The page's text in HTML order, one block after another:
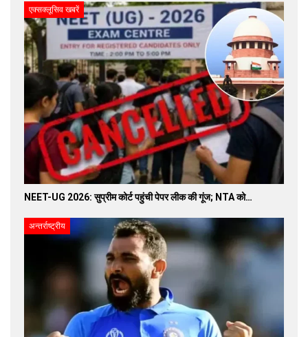
एक्सक्लूसिव खबरें
NEET-UG 2026: सुप्रीम कोर्ट पहुंची पेपर लीक की गूंज; NTA को…
अन्तर्राष्ट्रीय